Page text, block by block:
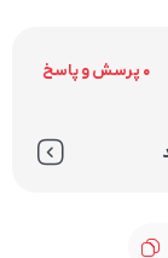
0 پرسش و پاسخ